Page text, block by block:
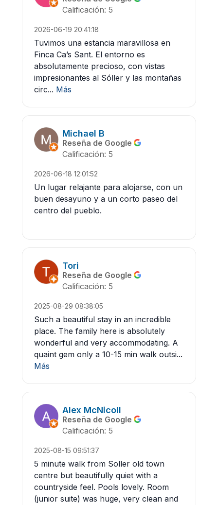
Calificación: 5
2026-06-19 20:41:18
Tuvimos una estancia maravillosa en
Finca Ca’s Sant. El entorno es
absolutamente precioso, con vistas
impresionantes al Sóller y las montañas
circ... Más
Michael B
Reseña de Google
Calificación: 5
2026-06-18 12:01:52
Un lugar relajante para alojarse, con un
buen desayuno y a un corto paseo del
centro del pueblo.
Tori
Reseña de Google
Calificación: 5
2025-08-29 08:38:05
Such a beautiful stay in an incredible
place. The family here is absolutely
wonderful and very accommodating. A
quaint gem only a 10-15 min walk outsi...
Más
Alex McNicoll
Reseña de Google
Calificación: 5
2025-08-15 09:51:37
5 minute walk from Soller old town
centre but beautifully quiet with a
countryside feel. Pools lovely. Room
(junior suite) was huge, very clean and